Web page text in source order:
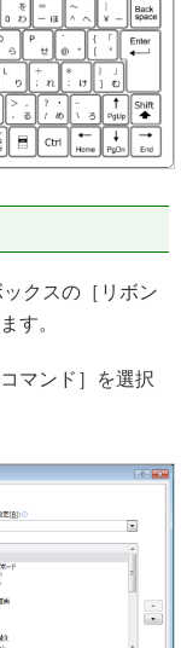
クスの［リボン
す。
マンド］を選択